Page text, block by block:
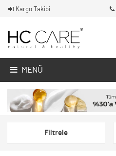
Kargo Takibi
MENÜ
Filtrele